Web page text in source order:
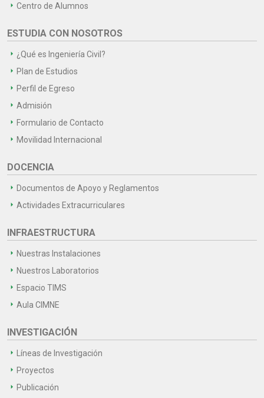
Centro de Alumnos
ESTUDIA CON NOSOTROS
¿Qué es Ingeniería Civil?
Plan de Estudios
Perfil de Egreso
Admisión
Formulario de Contacto
Movilidad Internacional
DOCENCIA
Documentos de Apoyo y Reglamentos
Actividades Extracurriculares
INFRAESTRUCTURA
Nuestras Instalaciones
Nuestros Laboratorios
Espacio TIMS
Aula CIMNE
INVESTIGACIÓN
Líneas de Investigación
Proyectos
Publicación